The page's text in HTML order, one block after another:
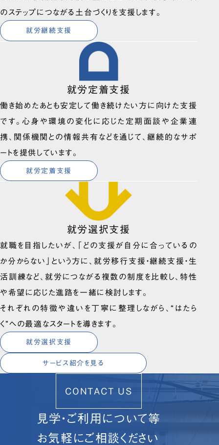
のステップにつながる土台づくりを支援します。
就労継続支援
就労定着支援
働き始めたあとも安定して働き続けたい方に向けた支援
です。心身や環境の変化に応じた定期面談や企業連
携、関係機関との情報共有などを通じて、継続的なサポ
ートを提供しています。
就労定着支援
就労選択支援
就職を目指したいが、「どの支援が自分に合っているの
か分からない」という方に、就労移行支援・継続支援・生
活訓練など、就労につながる複数の制度を比較し、特性
や希望に応じた進路を一緒に検討します。
それぞれの特徴や違いを丁寧に整理しながら、“はたら
く”への最適なスタートを導きます。
就労選択支援
サービス紹介を見る
CONTACT US
見学・ご利用について等
お気軽にご相談ください